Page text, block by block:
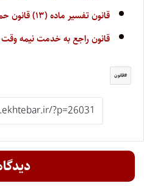
قانون تفسیر ماده (۱۳) قانون حمایت از آزادگان مصوب ۱۳۶۸
قانون راجع به خدمت نیمه وقت
قانون